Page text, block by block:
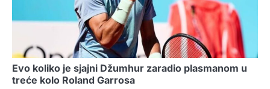
Evo koliko je sjajni Džumhur zaradio plasmanom u
treće kolo Roland Garrosa